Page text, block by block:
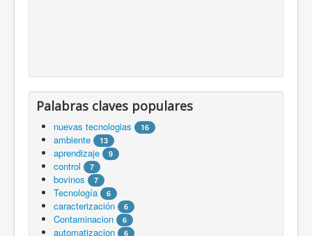
Palabras claves populares
nuevas tecnologias 16
ambiente 13
aprendizaje 9
control 7
bovinos 7
Tecnología 6
caracterización 6
Contaminacion 6
automatizacion 6